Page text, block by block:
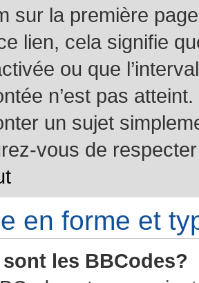
sur la première
lien, cela signifie
ou que
n’est pas
un sujet
vous de
en forme et
sont les BBCodes?